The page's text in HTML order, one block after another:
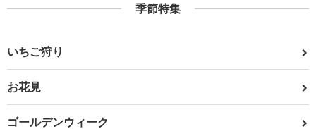
季節特集
いちご狩り
お花見
ゴールデンウィーク